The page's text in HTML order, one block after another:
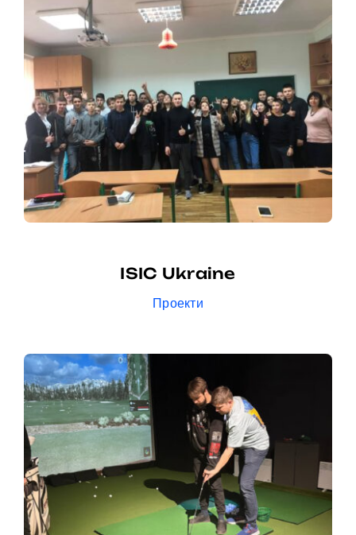
ISIC Ukraine
Проекти